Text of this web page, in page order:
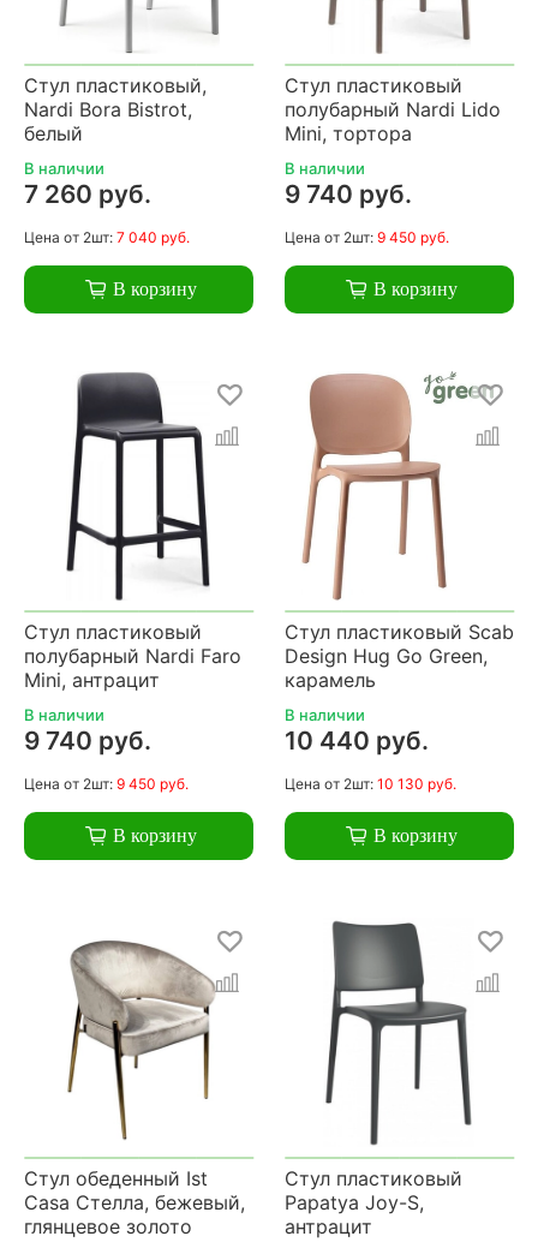
Стул пластиковый,
Nardi Bora Bistrot,
белый
В наличии
7 260 руб.
Цена от 2шт: 7 040 руб.
В корзину
Стул пластиковый
полубарный Nardi Lido
Mini, тортора
В наличии
9 740 руб.
Цена от 2шт: 9 450 руб.
В корзину
Стул пластиковый
полубарный Nardi Faro
Mini, антрацит
В наличии
9 740 руб.
Цена от 2шт: 9 450 руб.
В корзину
Стул пластиковый Scab
Design Hug Go Green,
карамель
В наличии
10 440 руб.
Цена от 2шт: 10 130 руб.
В корзину
Стул обеденный Ist
Casa Стелла, бежевый,
глянцевое золото
Стул пластиковый
Papatya Joy-S,
антрацит